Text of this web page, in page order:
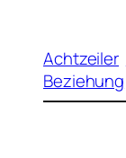
Achtzeiler
Beziehung